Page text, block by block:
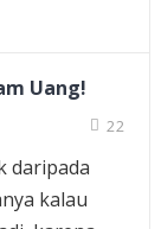
Uang!
22
daripada
kalau